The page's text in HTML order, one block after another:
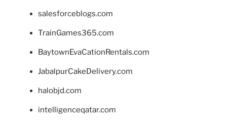
salesforceblogs.com
TrainGames365.com
BaytownEvaCationRentals.com
JabalpurCakeDelivery.com
halobjd.com
intelligenceqatar.com